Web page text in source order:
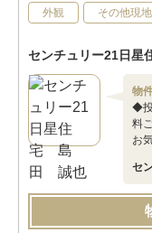
外観 その他現地
センチュリー21日星
物
◆投
料
お
セ